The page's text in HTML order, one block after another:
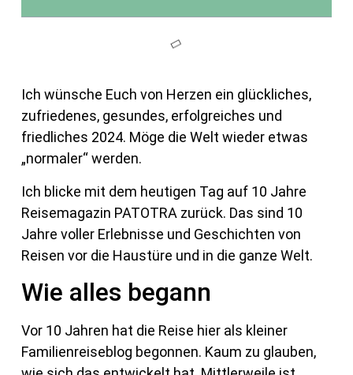
Ich wünsche Euch von Herzen ein glückliches,
zufriedenes, gesundes, erfolgreiches und
friedliches 2024. Möge die Welt wieder etwas
„normaler“ werden.
Ich blicke mit dem heutigen Tag auf 10 Jahre
Reisemagazin PATOTRA zurück. Das sind 10
Jahre voller Erlebnisse und Geschichten von
Reisen vor die Haustüre und in die ganze Welt.
Wie alles begann
Vor 10 Jahren hat die Reise hier als kleiner
Familienreiseblog begonnen. Kaum zu glauben,